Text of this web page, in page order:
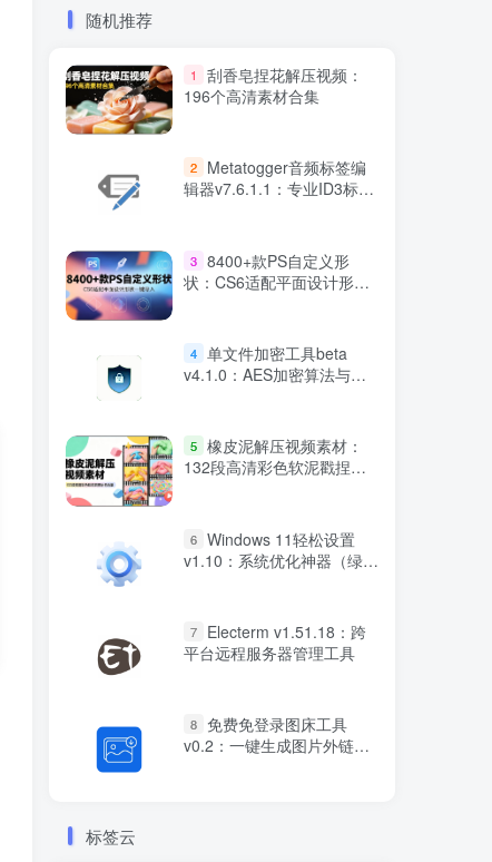
随机推荐
1
刮香皂捏花解压视频：
196个高清素材合集
2
Metatogger音频标签编
辑器v7.6.1.1：专业ID3标签
3 8400+款PS自定义形
状：CS6适配平面设计形状
4 单文件加密工具beta
v4.1.0：AES加密算法与双
5 橡皮泥解压视频素材：
132段高清彩色软泥戳捏治
6 Windows 11轻松设置
v1.10：系统优化神器（绿色
7
Electerm v1.51.18：跨
平台远程服务器管理工具
8 免费免登录图床工具
v0.2：一键生成图片外链工
标签云